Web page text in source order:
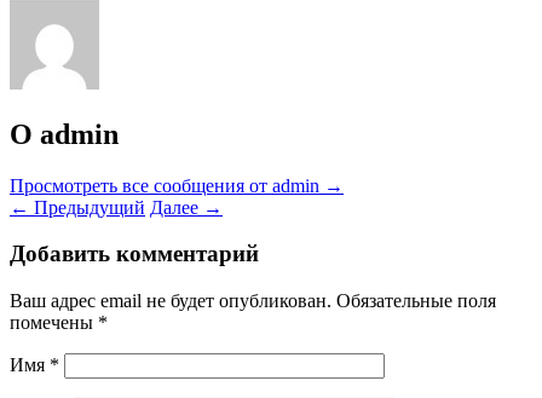
О admin
Просмотреть все сообщения от admin →
← Предыдущий Далее →
Добавить комментарий
Ваш адрес email не будет опубликован. Обязательные поля
помечены *
Имя *